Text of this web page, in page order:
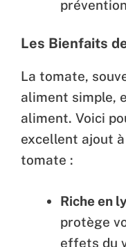
Les Bienfaits
La tomate,
aliment simple,
aliment. Voici
excellent ajout
tomate :
Riche en
protège
effets du